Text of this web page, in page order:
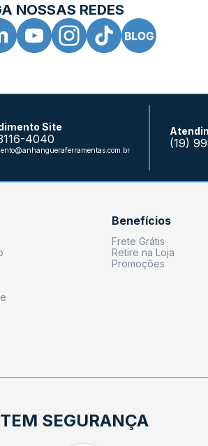
NOSSAS REDES
Site
4040 (19)
Benefícios
Frete Grátis
Retire na Loja
Promoções
SEGURANÇA